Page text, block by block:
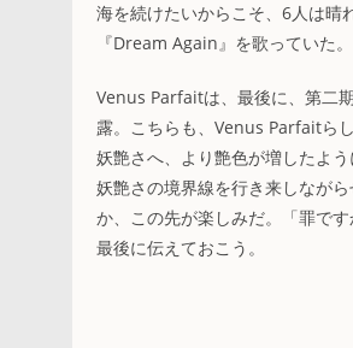
海を続けたいからこそ、6人は晴
『Dream Again』を歌っていた。
Venus Parfaitは、最後に、第二
露。こちらも、Venus Parfaitら
妖艶さへ、より艶色が増したよ
妖艶さの境界線を行き来しなが
か、この先が楽しみだ。「罪で
最後に伝えておこう。